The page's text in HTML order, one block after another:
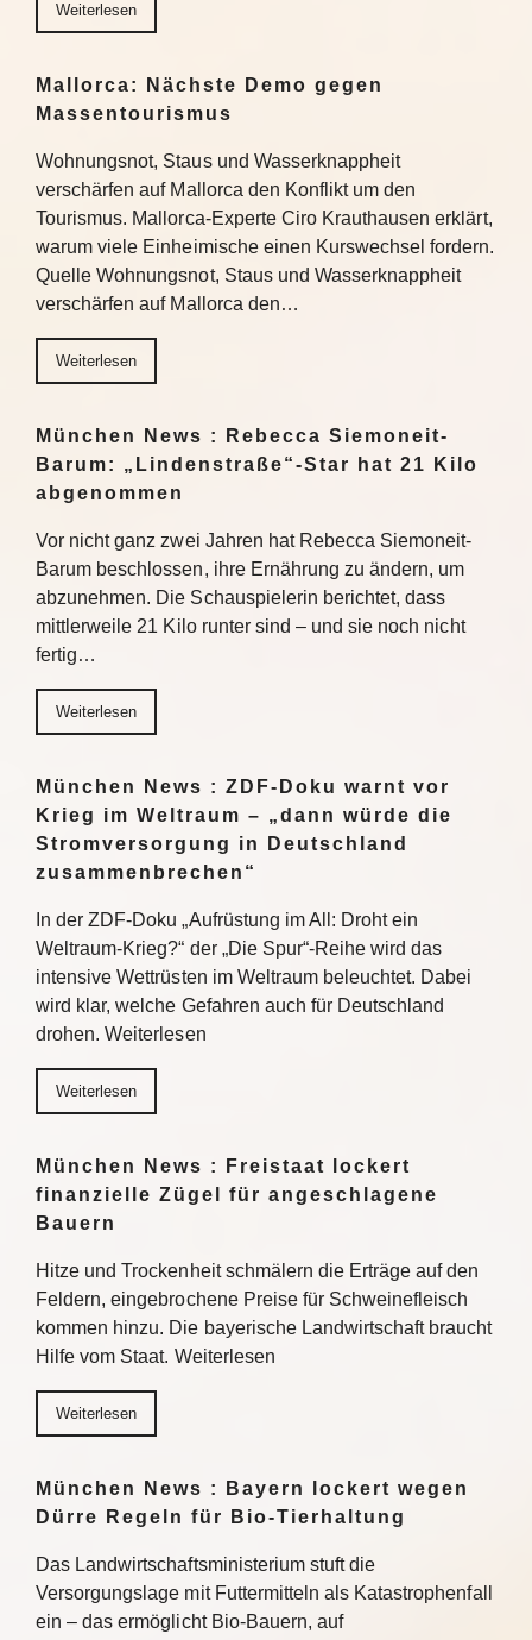
Weiterlesen
Mallorca: Nächste Demo gegen
Massentourismus
Wohnungsnot, Staus und Wasserknappheit
verschärfen auf Mallorca den Konflikt um den
Tourismus. Mallorca-Experte Ciro Krauthausen erklärt,
warum viele Einheimische einen Kurswechsel fordern.
Quelle Wohnungsnot, Staus und Wasserknappheit
verschärfen auf Mallorca den…
Weiterlesen
München News : Rebecca Siemoneit-
Barum: „Lindenstraße“-Star hat 21 Kilo
abgenommen
Vor nicht ganz zwei Jahren hat Rebecca Siemoneit-
Barum beschlossen, ihre Ernährung zu ändern, um
abzunehmen. Die Schauspielerin berichtet, dass
mittlerweile 21 Kilo runter sind – und sie noch nicht
fertig…
Weiterlesen
München News : ZDF-Doku warnt vor
Krieg im Weltraum – „dann würde die
Stromversorgung in Deutschland
zusammenbrechen“
In der ZDF-Doku „Aufrüstung im All: Droht ein
Weltraum-Krieg?“ der „Die Spur“-Reihe wird das
intensive Wettrüsten im Weltraum beleuchtet. Dabei
wird klar, welche Gefahren auch für Deutschland
drohen. Weiterlesen
Weiterlesen
München News : Freistaat lockert
finanzielle Zügel für angeschlagene
Bauern
Hitze und Trockenheit schmälern die Erträge auf den
Feldern, eingebrochene Preise für Schweinefleisch
kommen hinzu. Die bayerische Landwirtschaft braucht
Hilfe vom Staat. Weiterlesen
Weiterlesen
München News : Bayern lockert wegen
Dürre Regeln für Bio-Tierhaltung
Das Landwirtschaftsministerium stuft die
Versorgungslage mit Futtermitteln als Katastrophenfall
ein – das ermöglicht Bio-Bauern, auf